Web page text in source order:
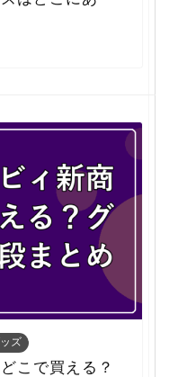
ズ
こで買える？